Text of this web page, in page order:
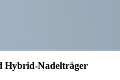
Hybrid-Nadelträger